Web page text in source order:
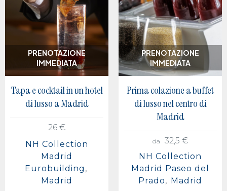
PRENOTAZIONE
IMMEDIATA
Tapa e cocktail in un hotel
di lusso a Madrid
26 €
NH Collection
Madrid
Eurobuilding
Madrid
PRENOTAZIONE
IMMEDIATA
Prima colazione a buffet
di lusso nel centro di
Madrid
da
32,5 €
NH Collection
Madrid Paseo del
Prado
Madrid